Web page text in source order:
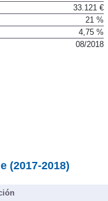
0 €
33.121 €
21 %
4,75 %
(2017-2018)